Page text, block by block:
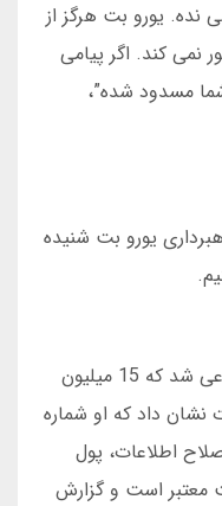
نده. یورو بت هرگز از
نمی کند. اگر پیامی
مسدود شده”،
یورو بت شنیده
در اوت 2024، کاربری به نام رضا مدعی شد که 15 میلیون
داد که او شماره
اطلاعات، پول
معتبر است و گزارش